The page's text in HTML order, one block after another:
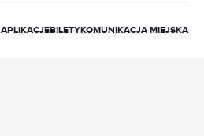
APLIKACJEBILETYKOMUNIKACJA MIEJSKA